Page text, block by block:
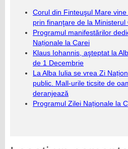
Corul din Finteuşul Mare
prin finanţare de la Ministerul
Programul manifestărilor
Naționale la Carei
Klaus Iohannis, aşteptat la
de 1 Decembrie
La Alba Iulia se vrea Zi
public. Mall-urile ticsite de
deranjează
Programul Zilei Naționale la